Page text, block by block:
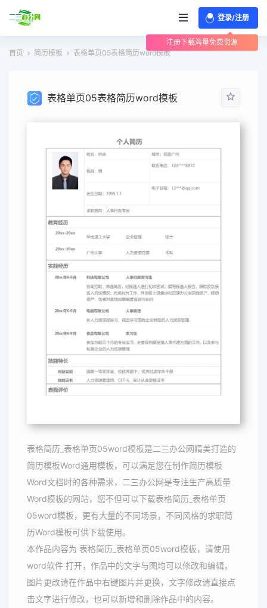
登录/注册
注册下载海量免费资源
首页 简历模板 表格单页05表格简历word模板
表格单页05表格简历word模板
表格简历_表格单页05word模板是二三办公网精美打造的
简历模板Word通用模板，可以满足您在制作简历模板
Word文档时的各种需求，二三办公网是专注生产高质量
Word模板的网站，您不但可以下载表格简历_表格单页
05word模板，更有大量的不同场景，不同风格的求职简
历Word模板可供下载使用。
本作品内容为 表格简历_表格单页05word模板，请使用
word软件 打开，作品中的文字与图均可以修改和编辑，
图片更改请在作品中右键图片并更换，文字修改请直接点
击文字进行修改，也可以新增和删除作品中的内容。